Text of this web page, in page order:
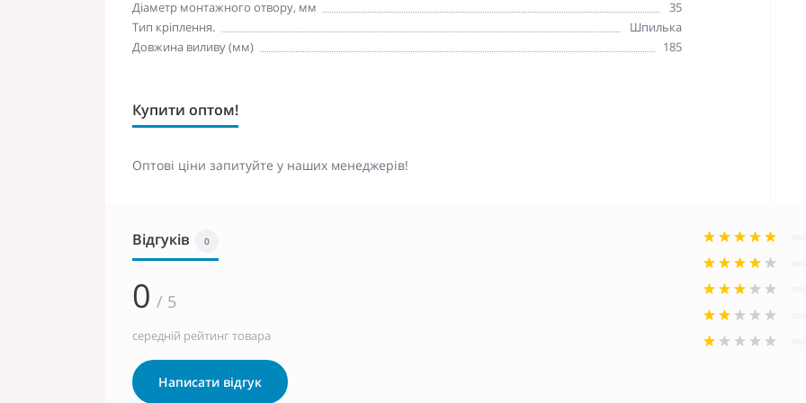
Діаметр монтажного отвору, мм
35
Тип кріплення.
Шпилька
Довжина виливу (мм)
185
Купити оптом!
Оптові ціни запитуйте у наших менеджерів!
Відгуків 0
0 / 5
середній рейтинг товара
Написати відгук